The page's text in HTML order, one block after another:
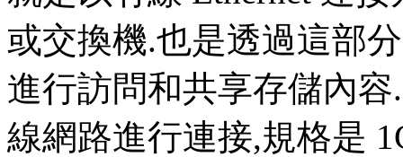
或交換機.也是透過這部分
進行訪問和共享存儲內
線網路進行連接,規格是